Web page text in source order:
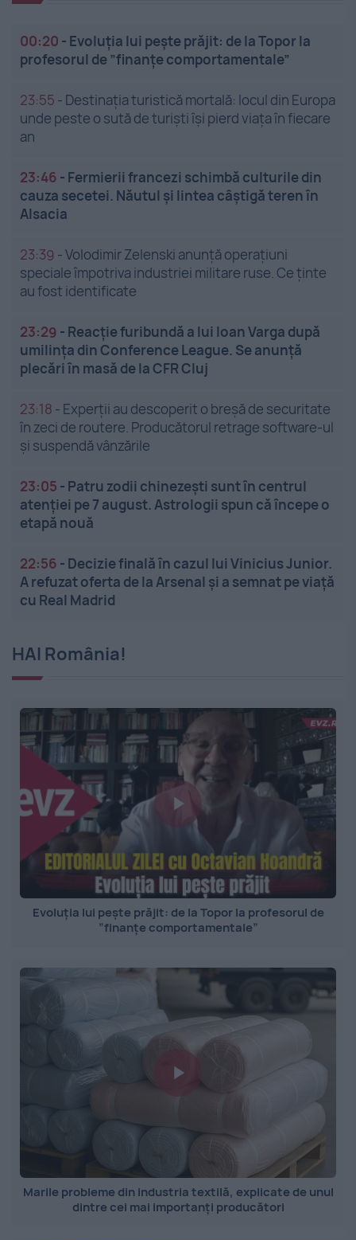
00:20 - Evoluția lui pește prăjit: de la Topor la
profesorul de ”finanțe comportamentale”
23:55 - Destinația turistică mortală: locul din Europa
unde peste o sută de turiști își pierd viața în fiecare
an
23:46 - Fermierii francezi schimbă culturile din
cauza secetei. Năutul și lintea câștigă teren în
Alsacia
23:39 -Volodimir Zelenski anunță operațiuni
speciale împotriva industriei militare ruse. Ce ținte
au fost identificate
23:29 - Reacție furibundă a lui Ioan Varga după
umilința din Conference League. Se anunță
plecări în masă de la CFR Cluj
23:18 - Experții au descoperit o breșă de securitate
în zeci de routere. Producătorul retrage software-ul
și suspendă vânzările
23:05 - Patru zodii chinezești sunt în centrul
atenției pe 7 august. Astrologii spun că începe o
etapă nouă
22:56 - Decizie finală în cazul lui Vinicius Junior.
A refuzat oferta de la Arsenal și a semnat pe viață
cu Real Madrid
HAI România!
Evoluția lui pește prăjit: de la Topor la profesorul de
”finanțe comportamentale”
Marile probleme din industria textilă, explicate de unul
dintre cei mai importanți producători